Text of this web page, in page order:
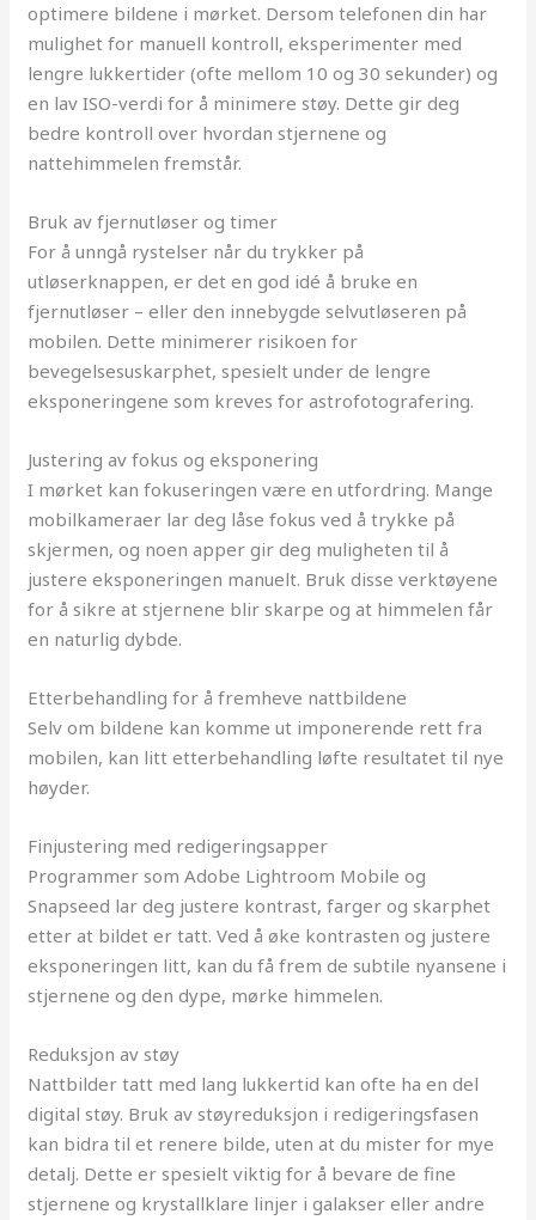
optimere bildene i mørket. Dersom telefonen din har
mulighet for manuell kontroll, eksperimenter med
lengre lukkertider (ofte mellom 10 og 30 sekunder) og
en lav ISO-verdi for å minimere støy. Dette gir deg
bedre kontroll over hvordan stjernene og
nattehimmelen fremstår.
Bruk av fjernutløser og timer
For å unngå rystelser når du trykker på
utløserknappen, er det en god idé å bruke en
fjernutløser – eller den innebygde selvutløseren på
mobilen. Dette minimerer risikoen for
bevegelsesuskarphet, spesielt under de lengre
eksponeringene som kreves for astrofotografering.
Justering av fokus og eksponering
I mørket kan fokuseringen være en utfordring. Mange
mobilkameraer lar deg låse fokus ved å trykke på
skjermen, og noen apper gir deg muligheten til å
justere eksponeringen manuelt. Bruk disse verktøyene
for å sikre at stjernene blir skarpe og at himmelen får
en naturlig dybde.
Etterbehandling for å fremheve nattbildene
Selv om bildene kan komme ut imponerende rett fra
mobilen, kan litt etterbehandling løfte resultatet til nye
høyder.
Finjustering med redigeringsapper
Programmer som Adobe Lightroom Mobile og
Snapseed lar deg justere kontrast, farger og skarphet
etter at bildet er tatt. Ved å øke kontrasten og justere
eksponeringen litt, kan du få frem de subtile nyansene i
stjernene og den dype, mørke himmelen.
Reduksjon av støy
Nattbilder tatt med lang lukkertid kan ofte ha en del
digital støy. Bruk av støyreduksjon i redigeringsfasen
kan bidra til et renere bilde, uten at du mister for mye
detalj. Dette er spesielt viktig for å bevare de fine
stjernene og krystallklare linjer i galakser eller andre